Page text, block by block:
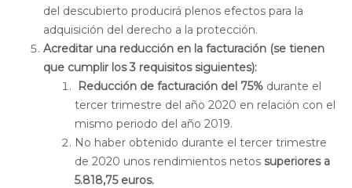
del descubierto producirá plenos efectos para la
adquisición del derecho a la protección.
Acreditar una reducción en la facturación (se tienen
que cumplir los 3 requisitos siguientes):
Reducción de facturación del 75% durante el
tercer trimestre del año 2020 en relación con el
mismo periodo del año 2019.
No haber obtenido durante el tercer trimestre
de 2020 unos rendimientos netos superiores a
5.818,75 euros.